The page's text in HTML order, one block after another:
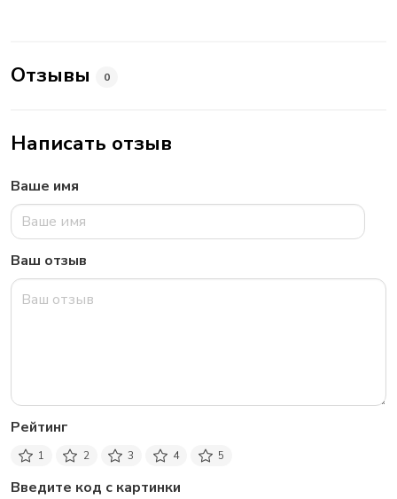
Отзывы 0
Написать отзыв
Ваше имя
Ваш отзыв
Рейтинг
1 2 3 4 5
Введите код с картинки